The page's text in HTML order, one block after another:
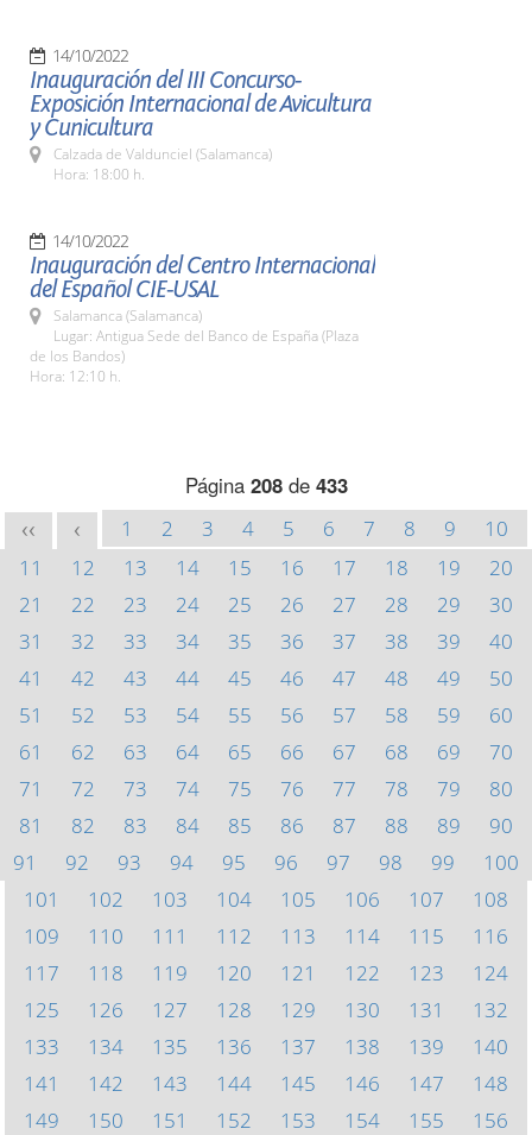
14/10/2022
Inauguración del III Concurso-
Exposición Internacional de Avicultura
y Cunicultura
Calzada de Valdunciel (Salamanca)
Hora: 18:00 h.
14/10/2022
Inauguración del Centro Internacional
del Español CIE-USAL
Salamanca (Salamanca)
Lugar: Antigua Sede del Banco de España (Plaza
de los Bandos)
Hora: 12:10 h.
Página 208de 433
<< < 1 2 3 4 5 6 7 8 9
10
11
12 13 14 15 16 17 18 19
20
21
22 23 24 25 26 27 28 29
30
31
32 33 34 35 36 37 38 39
40
41
42 43 44 45 46 47 48 49
50
51
52 53 54 55 56 57 58 59
60
61
62 63 64 65 66 67 68 69
70
71
72 73 74 75 76 77 78 79
80
81
82 83 84 85 86 87 88 89
90
91
92 93 94 95 96 97 98 99
100
101
102 103 104 105 106 107
108
109
110 111 112 113 114 115
116
117
118 119 120 121 122 123
124
125
126 127 128 129 130 131
132
133
134 135 136 137 138 139
140
141
142 143 144 145 146 147
148
149
150 151 152 153 154 155
156